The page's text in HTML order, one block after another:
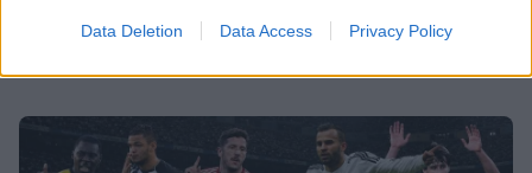
Data Deletion Data Access Privacy Policy
SHOWBIZ
εύχεται δημόσια